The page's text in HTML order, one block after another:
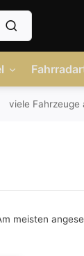
viele Fahrzeuge
meisten